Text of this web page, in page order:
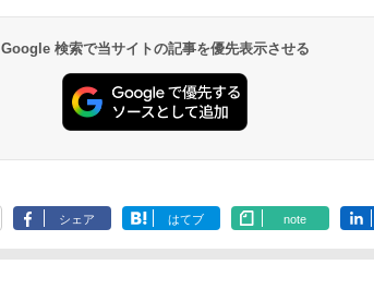
Google 検索で当サイトの記事を優先表示させる
シェア はてブ note